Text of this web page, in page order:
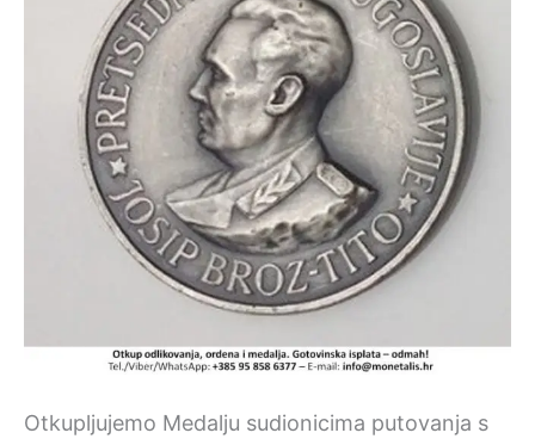
Otkupljujemo Medalju sudionicima putovanja s